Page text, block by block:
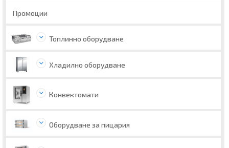
Промоции
Топлинно оборудване
Хладилно оборудване
Конвектомати
Оборудване за пицария